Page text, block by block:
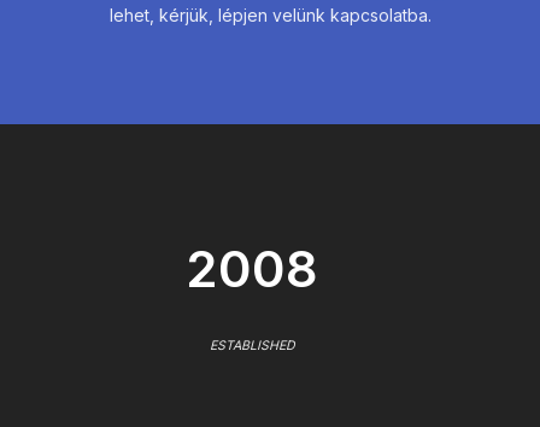
lehet, kérjük, lépjen velünk kapcsolatba.
2008
ESTABLISHED